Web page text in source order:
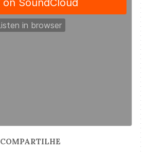
COMPARTILHE